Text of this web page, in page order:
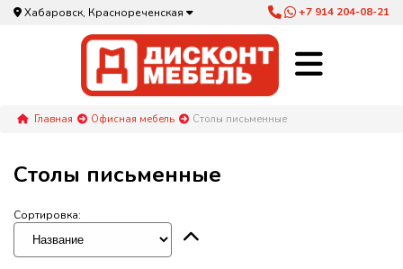
Хабаровск, Краснореченская +7 914 204-08-21
Главная Офисная мебель Столы письменные
Столы письменные
Сортировка: